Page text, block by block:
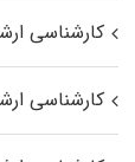
کارشناسی
کارشناسی